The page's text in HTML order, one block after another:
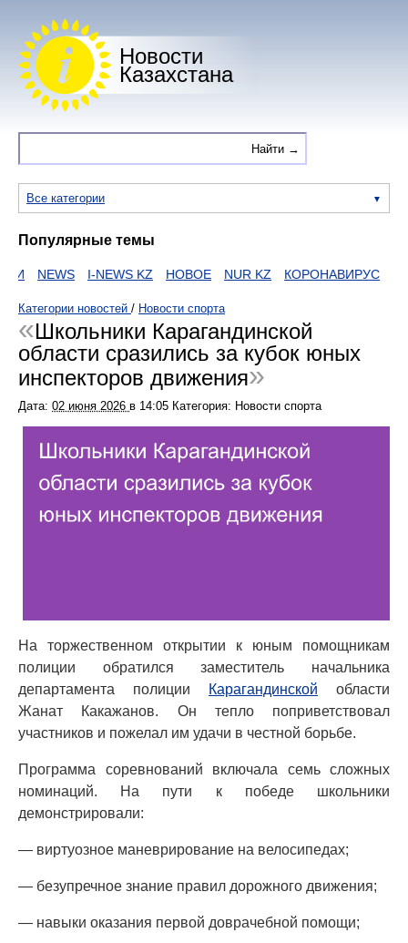
Новости
Казахстана
Все категории
Популярные темы
NEWS I-NEWS KZ НОВОЕ NUR KZ КОРОНАВИРУС
Категории новостей / Новости спорта
Школьники Карагандинской
области сразились за кубок юных
инспекторов движения
Дата: 02 июня 2026 в 14:05 Категория: Новости спорта
На торжественном открытии к юным помощникам
полиции обратился заместитель начальника
департамента полиции
Карагандинской области
Жанат Какажанов. Он тепло поприветствовал
участников и пожелал им удачи в честной борьбе.
Программа соревнований включала семь сложных
номинаций. На пути к победе школьники
демонстрировали:
— виртуозное маневрирование на велосипедах;
— безупречное знание правил дорожного движения;
— навыки оказания первой доврачебной помощи;